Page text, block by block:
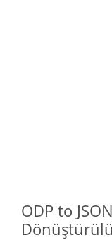
ODP to